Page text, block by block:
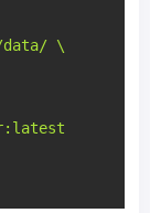
data/ \